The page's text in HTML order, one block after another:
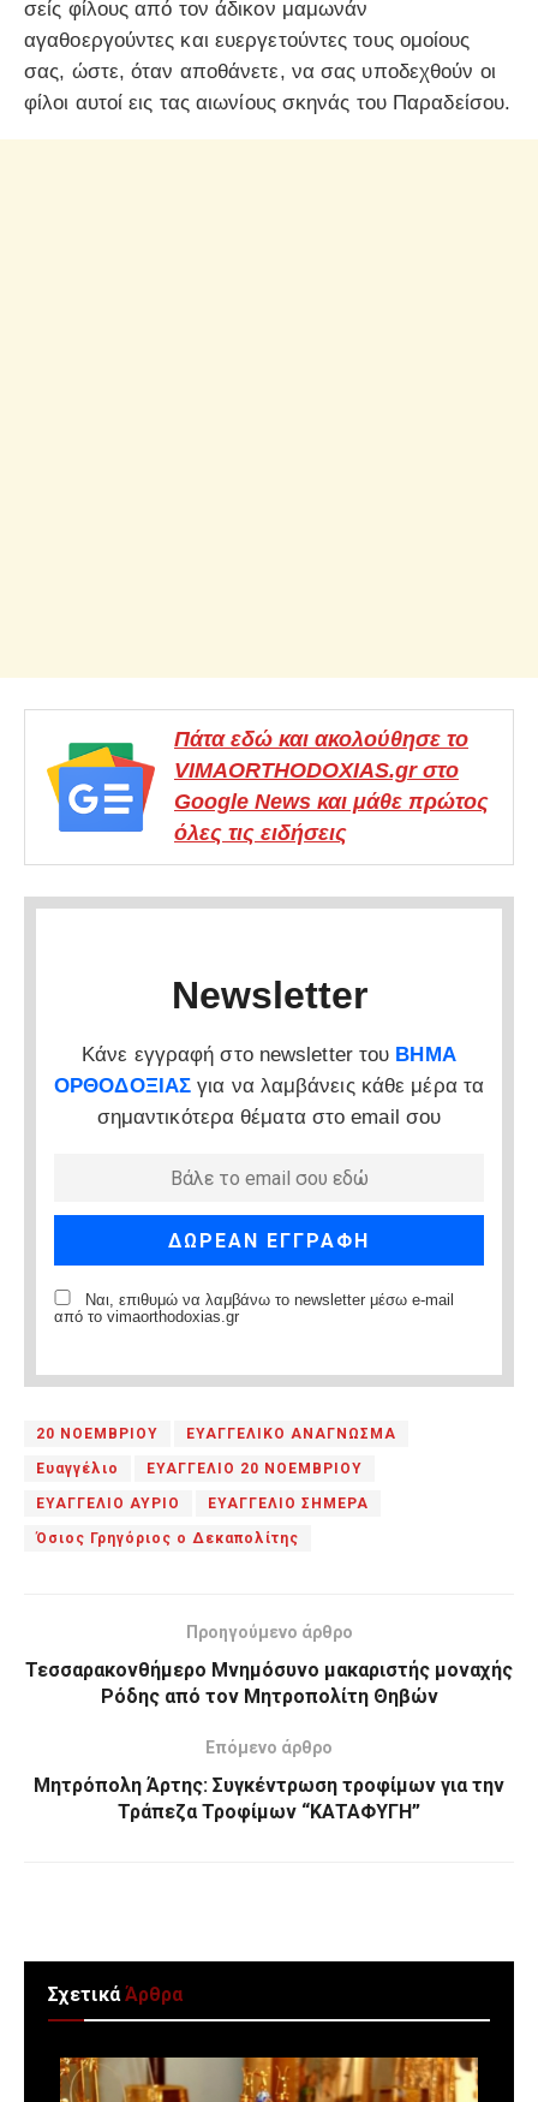
σείς φίλους από τον άδικον μαμωνάν
αγαθοεργούντες και ευεργετούντες τους ομοίους
σας, ώστε, όταν αποθάνετε, να σας υποδεχθούν οι
φίλοι αυτοί εις τας αιωνίους σκηνάς του Παραδείσου.
Πάτα εδώ και ακολούθησε το
VIMAORTHODOXIAS.gr στο
Google News και μάθε πρώτος
όλες τις ειδήσεις
Newsletter
Κάνε εγγραφή στο newsletter του ΒΗΜΑ
ΟΡΘΟΔΟΞΙΑΣ για να λαμβάνεις κάθε μέρα τα
σημαντικότερα θέματα στο email σου
Ναι, επιθυμώ να λαμβάνω το newsletter μέσω e-mail
από το vimaorthodoxias.gr
20 ΝΟΕΜΒΡΙΟΥ ΕΥΑΓΓΕΛΙΚΟ ΑΝΑΓΝΩΣΜΑ
Ευαγγέλιο ΕΥΑΓΓΕΛΙΟ 20 ΝΟΕΜΒΡΙΟΥ
ΕΥΑΓΓΕΛΙΟ ΑΥΡΙΟ ΕΥΑΓΓΕΛΙΟ ΣΗΜΕΡΑ
Όσιος Γρηγόριος ο Δεκαπολίτης
Προηγούμενο άρθρο
Τεσσαρακονθήμερο Μνημόσυνο μακαριστής μοναχής
Ρόδης από τον Μητροπολίτη Θηβών
Επόμενο άρθρο
Μητρόπολη Άρτης: Συγκέντρωση τροφίμων για την
Τράπεζα Τροφίμων “ΚΑΤΑΦΥΓΗ”
ΣχετικάΆρθρα